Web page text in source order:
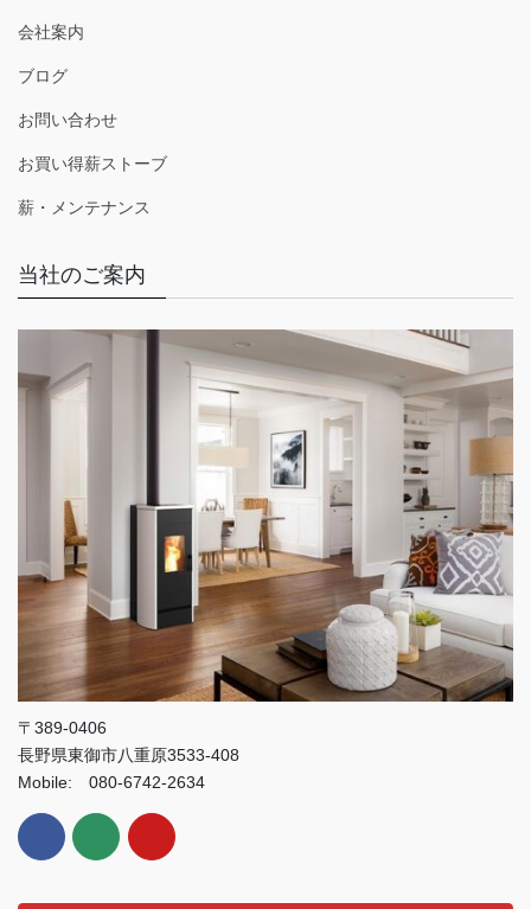
会社案内
ブログ
お問い合わせ
お買い得薪ストーブ
薪・メンテナンス
当社のご案内
〒389-0406
長野県東御市八重原3533-408
Mobile: 080-6742-2634